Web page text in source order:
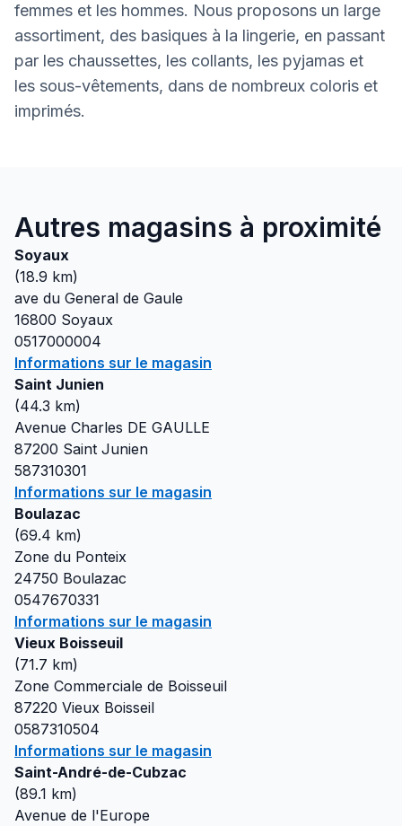
femmes et les hommes. Nous proposons un large
assortiment, des basiques à la lingerie, en passant
par les chaussettes, les collants, les pyjamas et
les sous-vêtements, dans de nombreux coloris et
imprimés.
Autres magasins à proximité
Soyaux
(18.9 km)
ave du General de Gaule
16800 Soyaux
0517000004
Informations sur le magasin
Saint Junien
(44.3 km)
Avenue Charles DE GAULLE
87200 Saint Junien
587310301
Informations sur le magasin
Boulazac
(69.4 km)
Zone du Ponteix
24750 Boulazac
0547670331
Informations sur le magasin
Vieux Boisseuil
(71.7 km)
Zone Commerciale de Boisseuil
87220 Vieux Boisseil
0587310504
Informations sur le magasin
Saint-André-de-Cubzac
(89.1 km)
Avenue de l'Europe